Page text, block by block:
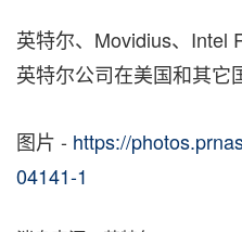
英特尔、Movidius、Intel
英特尔公司在美国和其它
图片 - https://
04141-1